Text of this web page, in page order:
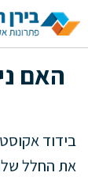
לדלג
לתוכן
האם
בידוד
את החלל